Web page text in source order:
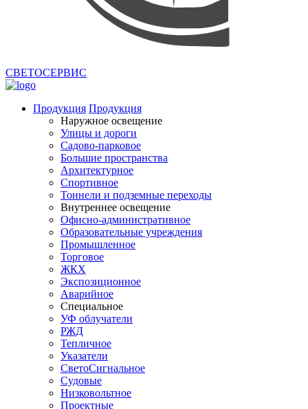
СВЕТОСЕРВИС
Продукция Продукция
Наружное освещение
Улицы и дороги
Садово-парковое
Большие пространства
Архитектурное
Спортивное
Тоннели и подземные переходы
Внутреннее освещение
Офисно-административное
Образовательные учреждения
Промышленное
Торговое
ЖКХ
Экспозиционное
Аварийное
Специальное
УФ облучатели
РЖД
Тепличное
Указатели
СветоСигнальное
Судовые
Низковольтное
Проектные